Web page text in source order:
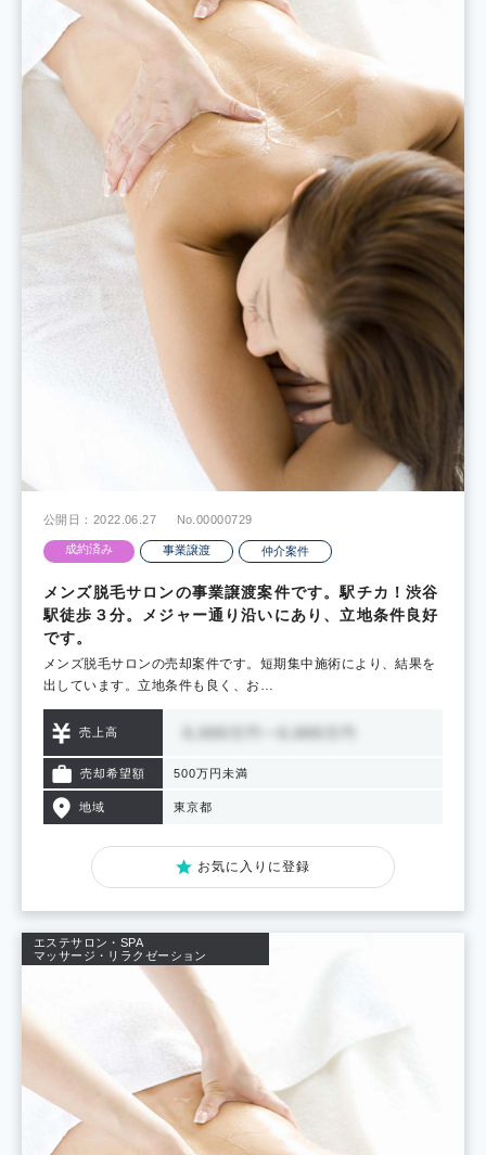
公開日：2022.06.27 No.00000729
成約済み 事業譲渡 仲介案件
メンズ脱毛サロンの事業譲渡案件です。駅チカ！渋谷
駅徒歩３分。メジャー通り沿いにあり、立地条件良好
です。
メンズ脱毛サロンの売却案件です。短期集中施術により、結果を
出しています。立地条件も良く、お…
売上高
売却希望額 500万円未満
地域 東京都
お気に入りに登録
エステサロン・SPA
マッサージ・リラクゼーション